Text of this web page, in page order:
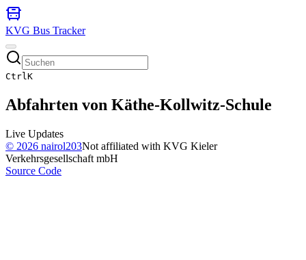
KVG Bus Tracker
CtrlK
Abfahrten von Käthe-Kollwitz-Schule
Live Updates
© 2026 nairol203Not affiliated with KVG Kieler
Verkehrsgesellschaft mbH
Source Code